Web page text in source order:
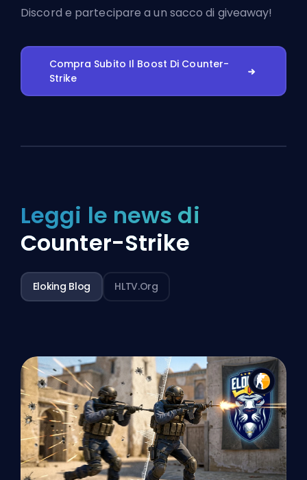
Discord e partecipare a un sacco di giveaway!
Compra Subito Il Boost Di Counter-
Strike
Leggi le news di
Counter-Strike
Eloking Blog HLTV.org